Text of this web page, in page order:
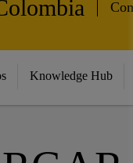
Knowledge Hub